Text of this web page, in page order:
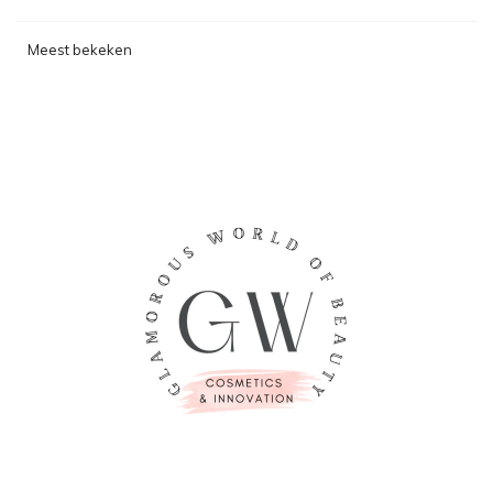
Meest bekeken